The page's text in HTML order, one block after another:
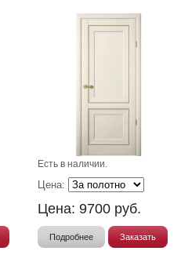
Есть в наличии.
Цена:
Цена: 9700 руб.
Подробнее Заказать